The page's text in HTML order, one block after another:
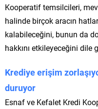
Kooperatif temsilcileri,
halinde birçok aracın
kalabileceğini, bunun da
hakkını etkileyeceğini dile
Krediye erişim
duruyor
Esnaf ve Kefalet Kredi